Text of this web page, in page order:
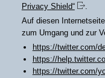
Privacy Shield“
.
Auf diesen
zum Umgang und zur
https://twitter.com/
https://
https://twitter.com/